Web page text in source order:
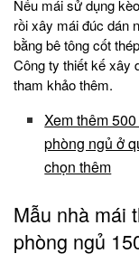
Nếu mái sử dụng
rồi xây mái đúc dán
bằng bê tông cốt
Công ty thiết kế xây
tham khảo thêm.
Xem thêm
phòng ngủ ở
chọn thêm
Mẫu nhà mái
phòng ngủ